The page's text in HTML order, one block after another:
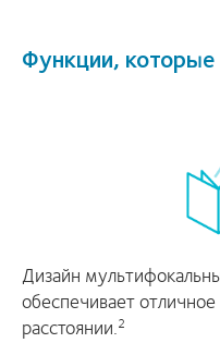
Функции, которые
Дизайн
обеспечивает
расстоянии.2